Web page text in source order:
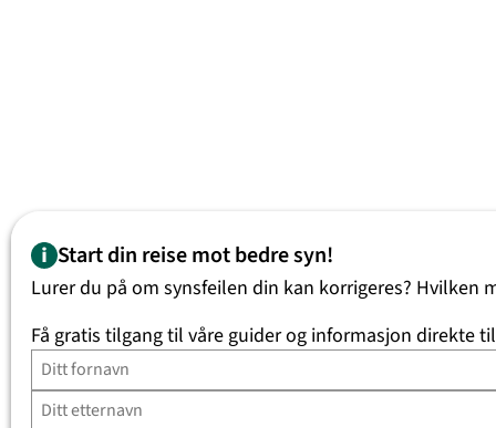
Start din reise mot bedre syn!
Lurer du på om synsfeilen din kan korrigeres? Hvilken
Få gratis tilgang til våre guider og informasjon direkte